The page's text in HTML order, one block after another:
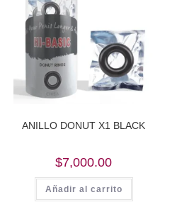
ANILLO DONUT X1 BLACK
$7,000.00
Añadir al carrito